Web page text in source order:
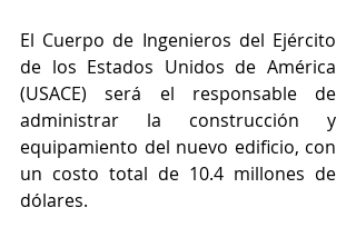
El Cuerpo de Ingenieros del Ejército
de los Estados Unidos de América
(USACE) será el responsable de
administrar la construcción y
equipamiento del nuevo edificio, con
un costo total de 10.4 millones de
dólares.